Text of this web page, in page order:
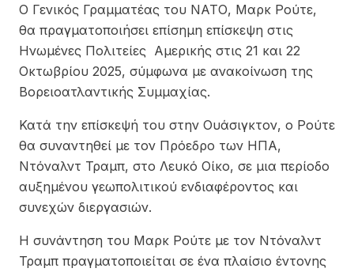
Ο Γενικός Γραμματέας του ΝΑΤΟ, Μαρκ Ρούτε,
θα πραγματοποιήσει επίσημη επίσκεψη στις
Ηνωμένες Πολιτείες Αμερικής στις 21 και 22
Οκτωβρίου 2025, σύμφωνα με ανακοίνωση της
Βορειοατλαντικής Συμμαχίας.
Κατά την επίσκεψή του στην Ουάσιγκτον, ο Ρούτε
θα συναντηθεί με τον Πρόεδρο των ΗΠΑ,
Ντόναλντ Τραμπ, στο Λευκό Οίκο, σε μια περίοδο
αυξημένου γεωπολιτικού ενδιαφέροντος και
συνεχών διεργασιών.
Η συνάντηση του Μαρκ Ρούτε με τον Ντόναλντ
Τραμπ πραγματοποιείται σε ένα πλαίσιο έντονης